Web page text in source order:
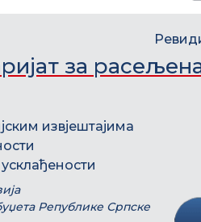
за
извјештајима
Републике Српске